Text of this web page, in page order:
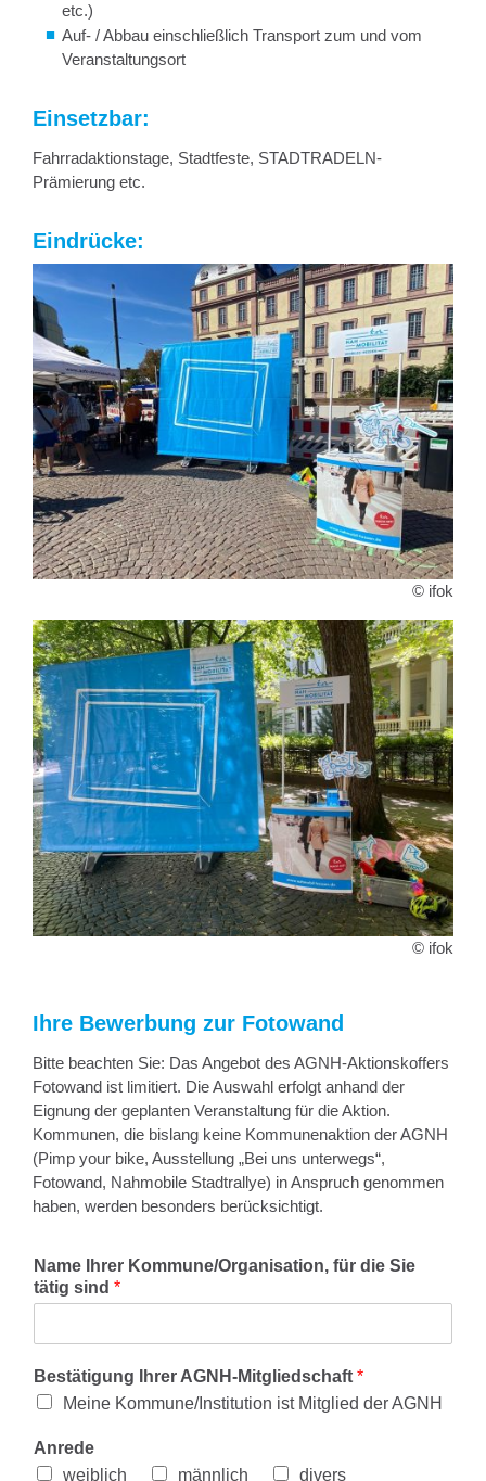
etc.)
Auf- / Abbau einschließlich Transport zum und vom
Veranstaltungsort
Einsetzbar:
Fahrradaktionstage, Stadtfeste, STADTRADELN-
Prämierung etc.
Eindrücke:
© ifok
© ifok
Ihre Bewerbung zur Fotowand
Bitte beachten Sie: Das Angebot des AGNH-Aktionskoffers
Fotowand ist limitiert. Die Auswahl erfolgt anhand der
Eignung der geplanten Veranstaltung für die Aktion.
Kommunen, die bislang keine Kommunenaktion der AGNH
(Pimp your bike, Ausstellung „Bei uns unterwegs“,
Fotowand, Nahmobile Stadtrallye) in Anspruch genommen
haben, werden besonders berücksichtigt.
Name Ihrer Kommune/Organisation, für die Sie
tätig sind *
Bestätigung Ihrer AGNH-Mitgliedschaft *
Meine Kommune/Institution ist Mitglied der AGNH
Anrede
weiblich
männlich divers